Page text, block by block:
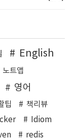
English
노트앱
영어
팁
책리뷰
Idiom
redis